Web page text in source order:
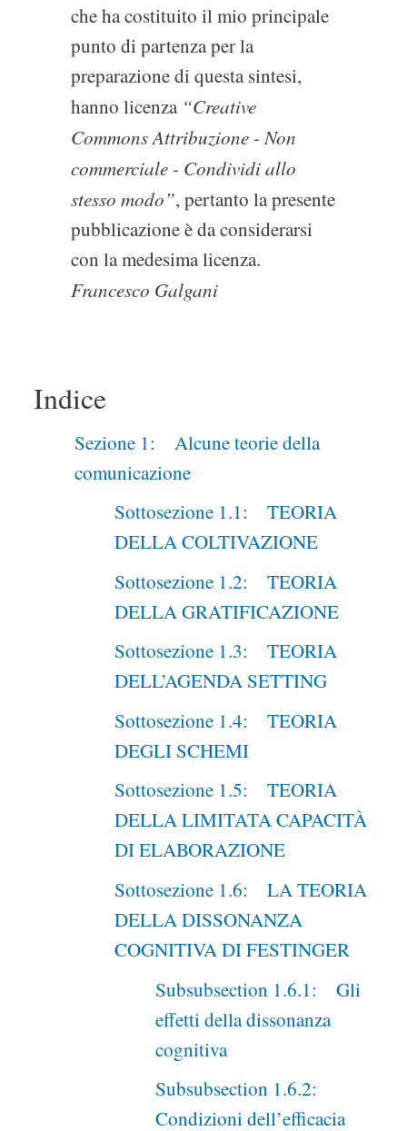
che ha costituito il mio principale
punto di partenza per la
preparazione di questa sintesi,
hanno licenza “Creative
Commons Attribuzione - Non
commerciale - Condividi allo
stesso modo”, pertanto la presente
pubblicazione è da considerarsi
con la medesima licenza.
Francesco Galgani
Indice
Sezione 1: Alcune teorie della
comunicazione
Sottosezione 1.1: TEORIA
DELLA COLTIVAZIONE
Sottosezione 1.2: TEORIA
DELLA GRATIFICAZIONE
Sottosezione 1.3: TEORIA
DELL’AGENDA SETTING
Sottosezione 1.4: TEORIA
DEGLI SCHEMI
Sottosezione 1.5: TEORIA
DELLA LIMITATA CAPACITÀ
DI ELABORAZIONE
Sottosezione 1.6: LA TEORIA
DELLA DISSONANZA
COGNITIVA DI FESTINGER
Subsubsection 1.6.1: Gli
effetti della dissonanza
cognitiva
Subsubsection 1.6.2:
Condizioni dell’efficacia